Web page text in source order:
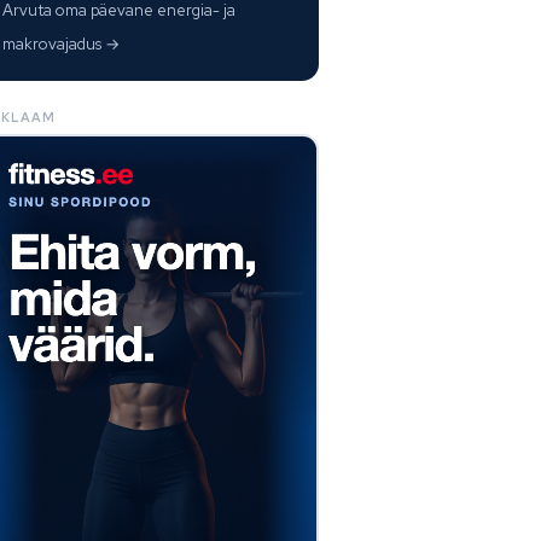
Arvuta oma päevane energia- ja
makrovajadus →